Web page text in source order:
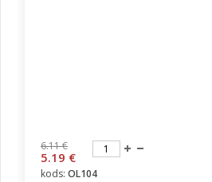
6.11 €
5.19 €
kods: OL104